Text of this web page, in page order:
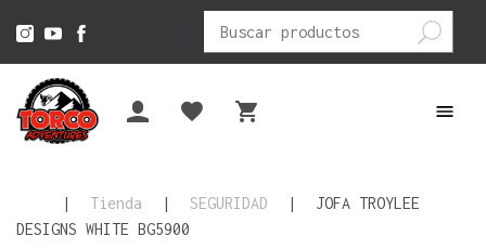
Buscar
por:
| Tienda | SEGURIDAD |
JOFA TROYLEE
DESIGNS WHITE BG5900